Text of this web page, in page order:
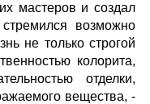
мастеров и создал
возможно
не только строгой
колорита,
отделки,
вещества, -